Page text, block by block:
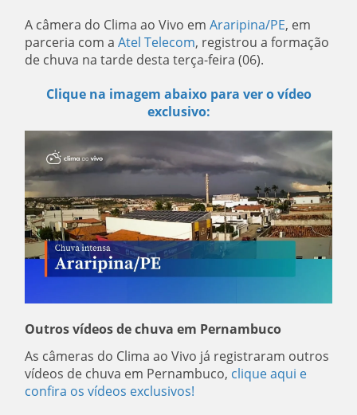
A câmera do Clima ao Vivo em Araripina/PE, em
parceria com a Atel Telecom, registrou a formação
de chuva na tarde desta terça-feira (06).
Clique na imagem abaixo para ver o vídeo
exclusivo:
Outros vídeos de chuva em Pernambuco
As câmeras do Clima ao Vivo já registraram outros
vídeos de chuva em Pernambuco, clique aqui e
confira os vídeos exclusivos!